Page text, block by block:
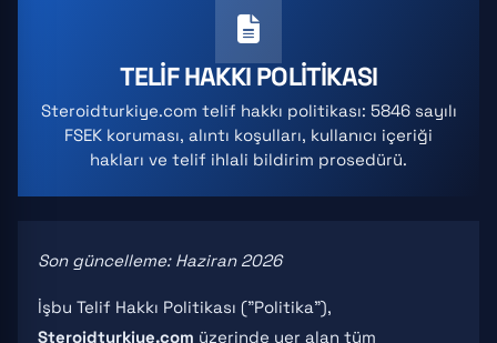
TELIF HAKKI POLITIKASI
Steroidturkiye.com telif hakkı politikası: 5846 sayılı
FSEK koruması, alıntı koşulları, kullanıcı içeriği
hakları ve telif ihlali bildirim prosedürü.
Son güncelleme: Haziran 2026
İşbu Telif Hakkı Politikası ("Politika"),
Steroidturkiye.com üzerinde yer alan tüm